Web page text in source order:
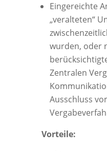
Eingereichte
„veralteten“
wurden, oder
Zentralen
Ausschluss
Vorteile: